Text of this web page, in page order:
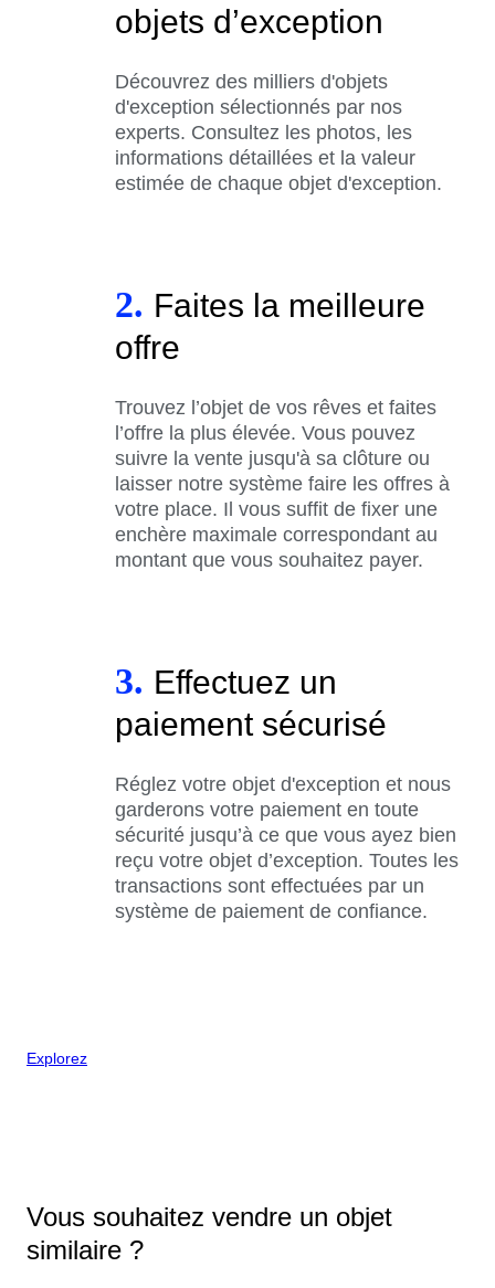
objets d’exception
Découvrez des milliers d'objets
d'exception sélectionnés par nos
experts. Consultez les photos, les
informations détaillées et la valeur
estimée de chaque objet d'exception.
2. Faites la meilleure
offre
Trouvez l’objet de vos rêves et faites
l’offre la plus élevée. Vous pouvez
suivre la vente jusqu'à sa clôture ou
laisser notre système faire les offres à
votre place. Il vous suffit de fixer une
enchère maximale correspondant au
montant que vous souhaitez payer.
3. Effectuez un
paiement sécurisé
Réglez votre objet d'exception et nous
garderons votre paiement en toute
sécurité jusqu’à ce que vous ayez bien
reçu votre objet d’exception. Toutes les
transactions sont effectuées par un
système de paiement de confiance.
Explorez
Vous souhaitez vendre un objet
similaire ?